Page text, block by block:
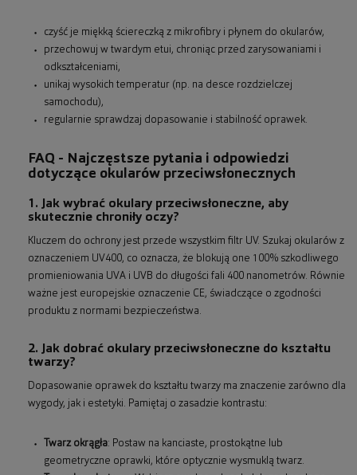
czyść je miękką ściereczką z mikrofibry i płynem do okularów,
przechowuj w twardym etui, chroniąc przed zarysowaniami i
odkształceniami,
unikaj wysokich temperatur (np. na desce rozdzielczej
samochodu),
regularnie sprawdzaj dopasowanie i stabilność oprawek.
FAQ - Najczęstsze pytania i odpowiedzi
dotyczące okularów przeciwsłonecznych
1. Jak wybrać okulary przeciwsłoneczne, aby
skutecznie chroniły oczy?
Kluczem do ochrony jest przede wszystkim filtr UV. Szukaj okularów z
oznaczeniem UV400, co oznacza, że blokują one 100% szkodliwego
promieniowania UVA i UVB do długości fali 400 nanometrów. Równie
ważne jest europejskie oznaczenie CE, świadczące o zgodności
produktu z normami bezpieczeństwa.
2. Jak dobrać okulary przeciwsłoneczne do kształtu
twarzy?
Dopasowanie oprawek do kształtu twarzy ma znaczenie zarówno dla
wygody, jak i estetyki. Pamiętaj o zasadzie kontrastu:
Twarz okrągła: Postaw na kanciaste, prostokątne lub
geometryczne oprawki, które optycznie wysmuklą twarz.